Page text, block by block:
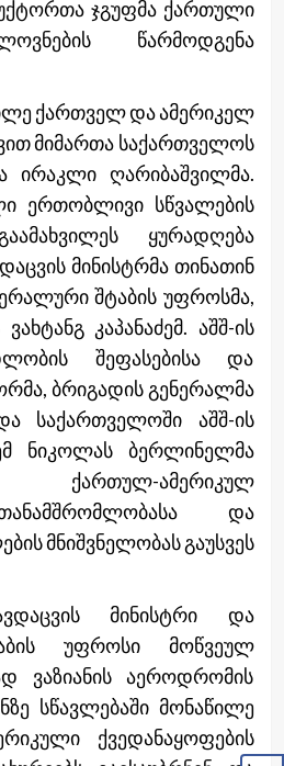
ჯგუფმა ქართული
წარმოდგენა
ქართველ და ამერიკელ
მიმართა საქართველოს
ირაკლი ღარიბაშვილმა.
ერთობლივი სწვალების
ყურადღება
მინისტრმა თინათინ
შტაბის უფროსმა,
კაპანაძემ. აშშ-ის
შეფასებისა და
ბრიგადის გენერალმა
საქართველოში აშშ-ის
ნიკოლას ბერლინელმა
ქართულ-ამერიკულ
და
მნიშვნელობას გაუსვეს
მინისტრი და
უფროსი მოწვეულ
ვაზიანის აეროდრომის
სწავლებაში მონაწილე
ქვედანაყოფების